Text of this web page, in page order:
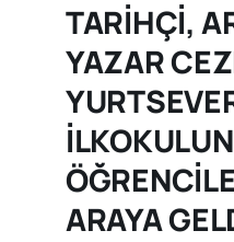
TARİHÇİ,
YAZAR
ARAYA